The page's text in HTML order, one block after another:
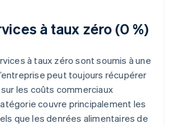
à taux zéro (0 %)
à taux zéro sont soumis à une
peut toujours récupérer
sur les coûts commerciaux
couvre principalement les
que les denrées alimentaires de